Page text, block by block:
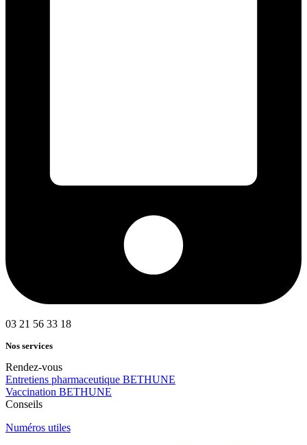
03 21 56 33 18
Nos services
Rendez-vous
Entretiens pharmaceutique BETHUNE
Vaccination BETHUNE
Conseils
Numéros utiles